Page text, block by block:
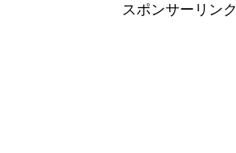
スポンサーリンク